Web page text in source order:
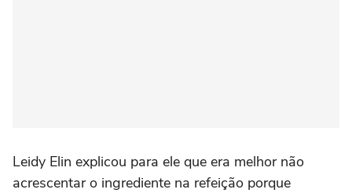
Leidy Elin explicou para ele que era melhor não
acrescentar o ingrediente na refeição porque